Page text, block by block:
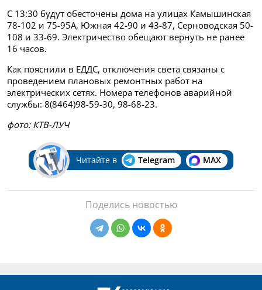
С 13:30 будут обесточены дома на улицах Камышинская
78-102 и 75-95А, Южная 42-90 и 43-87, Серноводская 50-
108 и 33-69. Электричество обещают вернуть не ранее
16 часов.
Как пояснили в ЕДДС, отключения света связаны с
проведением плановых ремонтных работ на
электрических сетях. Номера телефонов аварийной
службы: 8(8464)98-59-30, 98-68-23.
фото: КТВ-ЛУЧ
Читайте в Telegram MAX
Поделись новостью